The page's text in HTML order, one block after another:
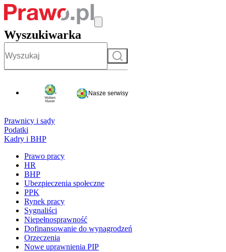
Wyszukiwarka
Szukaj
Nasze serwisy
Prawnicy i sądy
Podatki
Kadry i BHP
Prawo pracy
HR
BHP
Ubezpieczenia społeczne
PPK
Rynek pracy
Sygnaliści
Niepełnosprawność
Dofinansowanie do wynagrodzeń
Orzeczenia
Nowe uprawnienia PIP